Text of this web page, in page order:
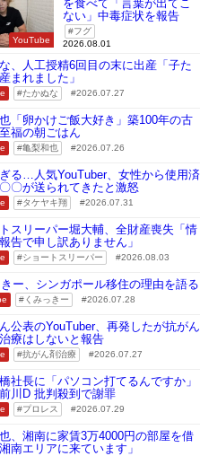
YouTube
を食べて「言葉が出てこ
ない」中毒症状を報告
フグ
2026.08.01
、人工授精6回目の末に出産「子た
まれました」
たかぬな 2026.07.27
「卵かけご飯大好き」築100年の古
福の朝ごはん
亀梨和也 2026.07.26
る…人気YouTuber、女性から使用済
〇が送られてきたと激怒
タケヤキ翔 2026.07.31
スリーパー堀大輔、全財産喪失「情
告で申し訳ありません」
ショートスリーパー 2026.08.03
きー、シンガポール移住の理由を語る
くみっきー 2026.07.28
公表のYouTuber、再発したが抗がん
療はしないと報告
抗がん剤治療 2026.07.27
社長に「パソコン打てるんですか」
川D 批判殺到で謝罪
プロレス 2026.07.29
、湘南に家賃3万4000円の部屋を借
南エリアに来ています」